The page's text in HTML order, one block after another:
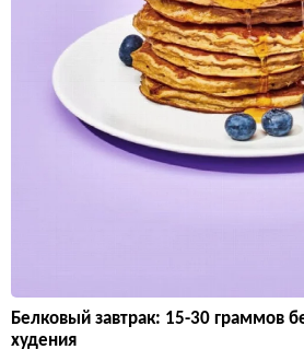
Белковый завтрак: 15-30 граммов
худения